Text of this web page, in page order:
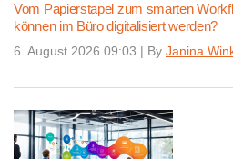
Vom Papierstapel zum smarten
können im Büro digitalisiert werden?
6. August 2026 09:03 | By Janina